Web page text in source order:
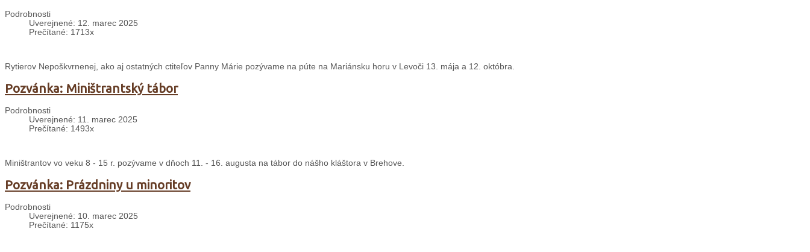
Podrobnosti
Uverejnené: 12. marec 2025
Prečítané: 1713x
Rytierov Nepoškvrnenej, ako aj ostatných ctiteľov Panny Márie pozývame na púte na Mariánsku horu v Levoči 13. mája a 12. októbra.
Pozvánka: Miništrantský tábor
Podrobnosti
Uverejnené: 11. marec 2025
Prečítané: 1493x
Miništrantov vo veku 8 - 15 r. pozývame v dňoch 11. - 16. augusta na tábor do nášho kláštora v Brehove.
Pozvánka: Prázdniny u minoritov
Podrobnosti
Uverejnené: 10. marec 2025
Prečítané: 1175x